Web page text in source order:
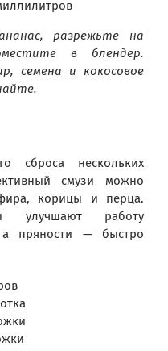
разрежьте на
в блендер.
семена и кокосовое
сброса нескольких
смузи можно
корицы и перца.
улучшают работу
а пряности — быстро